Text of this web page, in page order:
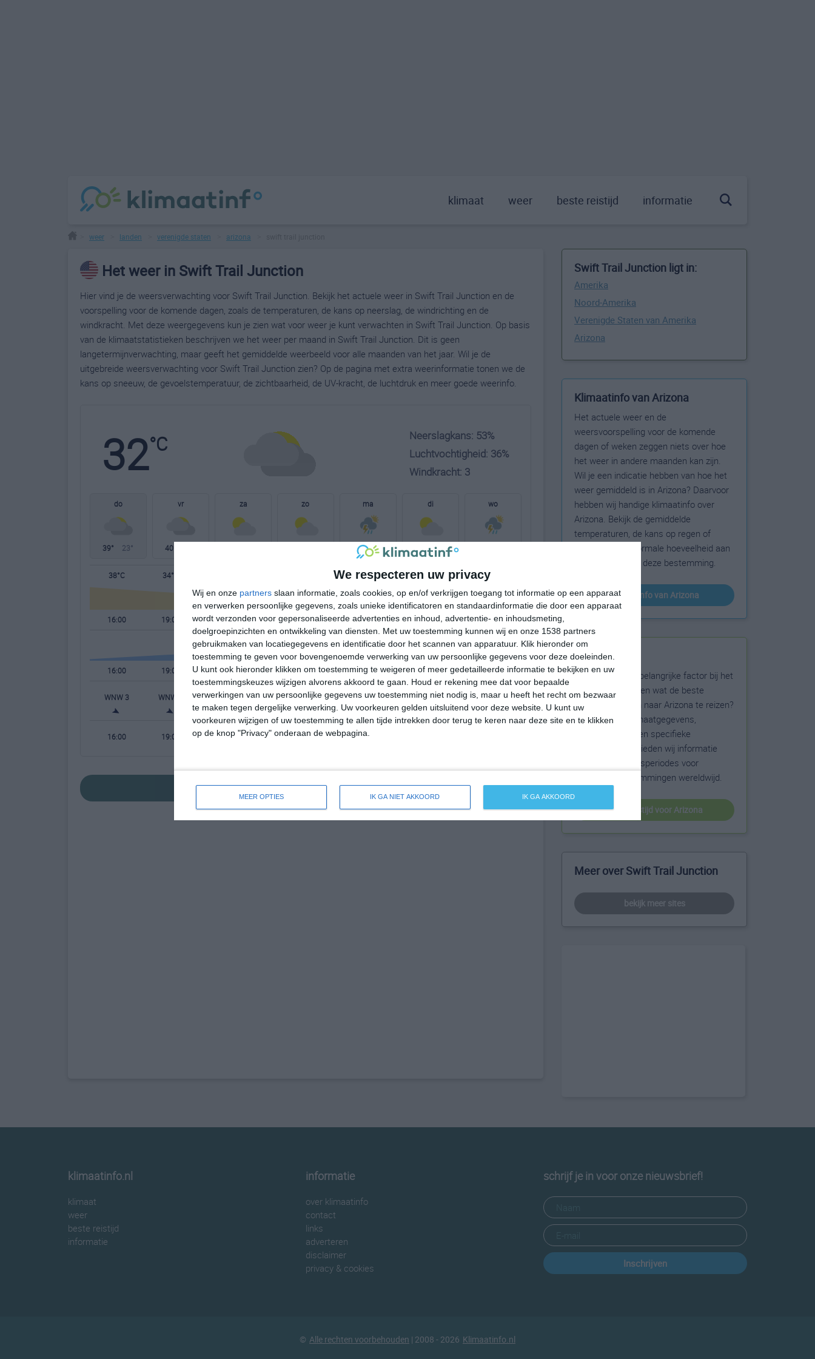
We respecteren uw privacy
Wij en onze partners slaan informatie, zoals cookies, op en/of verkrijgen toegang tot informatie op een apparaat
en verwerken persoonlijke gegevens, zoals unieke identificatoren en standaardinformatie die door een apparaat
wordt verzonden voor gepersonaliseerde advertenties en inhoud, advertentie- en inhoudsmeting,
doelgroepinzichten en ontwikkeling van diensten. Met uw toestemming kunnen wij en onze 1538 partners
gebruikmaken van locatiegegevens en identificatie door het scannen van apparatuur. Klik hieronder om
toestemming te geven voor bovengenoemde verwerking van uw persoonlijke gegevens voor deze doeleinden.
U kunt ook hieronder klikken om toestemming te weigeren of meer gedetailleerde informatie te bekijken en uw
toestemmingskeuzes wijzigen alvorens akkoord te gaan. Houd er rekening mee dat voor bepaalde
verwerkingen van uw persoonlijke gegevens uw toestemming niet nodig is, maar u heeft het recht om bezwaar
te maken tegen dergelijke verwerking. Uw voorkeuren gelden uitsluitend voor deze website. U kunt uw
voorkeuren wijzigen of uw toestemming te allen tijde intrekken door terug te keren naar deze site en te klikken
op de knop "Privacy" onderaan de webpagina.
MEER OPTIES IK GA NIET AKKOORD IK GA AKKOORD
klimaat weer beste reistijd informatie
weer landen verenigde staten arizona
Het weer in Swift Trail Junction
Hier vind je de weersverwachting voor Swift Trail Junction. Bekijk het actuele weer in Swift Trail Junction en de
voorspelling voor de komende dagen, zoals de temperaturen, de kans op neerslag, de windrichting en de
windkracht. Met deze weergegevens kun je zien wat voor weer je kunt verwachten in Swift Trail Junction. Op basis
van de klimaatstatistieken beschrijven we het weer per maand in Swift Trail Junction. Dit is geen
langetermijnverwachting, maar geeft het gemiddelde weerbeeld voor alle maanden van het jaar. Wil je de
uitgebreide weersverwachting voor Swift Trail Junction zien? Op de pagina met extra weerinformatie tonen we de
kans op sneeuw, de gevoelstemperatuur, de zichtbaarheid, de UV-kracht, de luchtdruk en meer goede weerinfo.
32°C
Neerslagkans: 53%
Luchtvochtigheid: 36%
Windkracht: 3
do
39° 23°
vr
40°
za zo ma
38° 25°
di
37° 24°
wo
38°C 34°C 26°C 27°C 33°C 38°C
16:00 19:00 22:00 01:00 04:00 07:00 10:00 13:00
16:00 19:00 22:00 01:00 04:00 07:00 10:00 13:00
WNW 3 WNW 4 NNW 3 NNW 2 OZO 2 NW 2 NNW 2 WNW 2
16:00 19:00 22:00 01:00 04:00
bekijk de uitgebreide weersverwachting voor Swift Trail Junction
Swift Trail Junction ligt in:
Amerika
Noord-Amerika
Verenigde Staten van Amerika
Arizona
Klimaatinfo van Arizona
Het actuele weer en de
weersvoorspelling voor de komende
dagen of weken zeggen niets over hoe
het weer in andere maanden kan zijn.
Wil je een indicatie hebben van hoe het
weer gemiddeld is in Arizona? Daarvoor
hebben wij handige klimaatinfo over
Arizona. Bekijk de gemiddelde
temperaturen, de kans op regen of
sneeuw en de normale hoeveelheid aan
zonneschijn voor deze bestemming.
klimaatinfo van Arizona
Beste reistijd
Het weer is een belangrijke factor bij het
reizen. Wil je weten wat de beste
maanden zijn om naar Arizona te reizen?
Op basis van klimaatgegevens,
weersextremen en specifieke
weerinformatie bieden wij informatie
over de beste reisperiodes voor
duizenden bestemmingen wereldwijd.
beste reistijd voor Arizona
Meer over Swift Trail Junction
bekijk meer sites
klimaatinfo.nl
klimaat
weer
beste reistijd
informatie
informatie
over klimaatinfo
contact
links
adverteren
disclaimer
privacy & cookies
schrijf je in voor onze nieuwsbrief!
Inschrijven
© Alle rechten voorbehouden | 2008 - 2026 Klimaatinfo.nl